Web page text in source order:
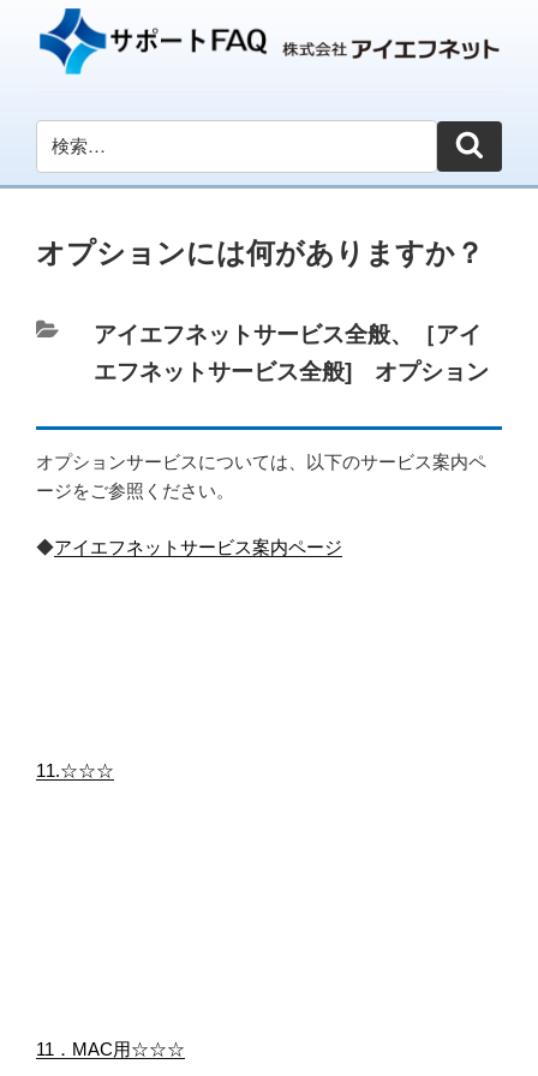
オプションには何がありますか？
カ
テ
ー
アイエフネットサービス全般、
［アイ
エフネットサービス全般] オプション
オプションサービスについては、以下のサービス案内ペ
ージをご参照ください。
◆アイエフネットサービス案内ページ
11.☆☆☆
11．MAC用☆☆☆